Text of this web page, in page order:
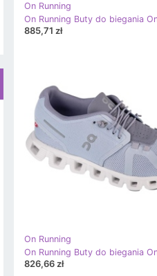
On Running
885,71 zł
On Running
826,66 zł